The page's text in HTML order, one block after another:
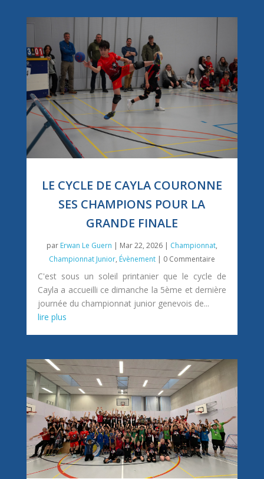
LE CYCLE DE CAYLA COURONNE
SES CHAMPIONS POUR LA
GRANDE FINALE
par Erwan Le Guern | Mar 22, 2026| Championnat,
Championnat Junior, Évènement| 0 Commentaire
C'est sous un soleil printanier que le cycle de
Cayla a accueilli ce dimanche la 5ème et dernière
journée du championnat junior genevois de...
lire plus